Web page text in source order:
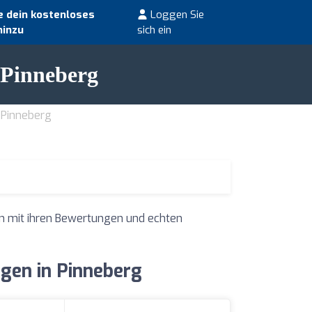
dein kostenloses
Loggen Sie
sich ein
mit ihren Bewertungen und echten
in Pinneberg